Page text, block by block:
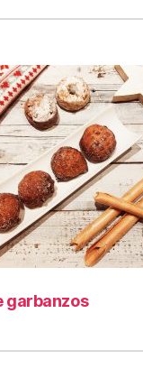
garbanzos